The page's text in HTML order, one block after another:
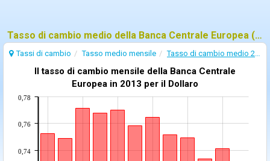
Tasso di cambio medio della Banca Centrale Europea (BCE) - 2013
Tassi di cambio Tasso medio mensile Tasso di cambio medio 2013
Il tasso di cambio mensile della Banca Centrale
Europea in 2013 per il Dollaro
0,74
0,76
0,78